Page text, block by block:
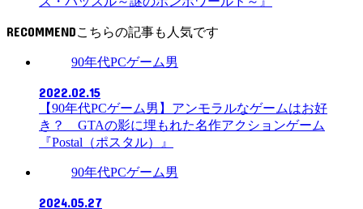
RECOMMEND
90年代PCゲーム男
2022.02.15
【90年代PCゲーム男】アンモラルなゲームはお好
き？ GTAの影に埋もれた名作アクションゲーム
『Postal（ポスタル）』
90年代PCゲーム男
2024.05.27